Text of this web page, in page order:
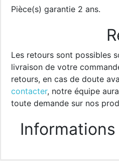
Pièce(s) garantie 2 ans.
Les retours sont possibles
livraison de votre
retours, en cas de doute
contacter, notre équipe
toute demande sur nos